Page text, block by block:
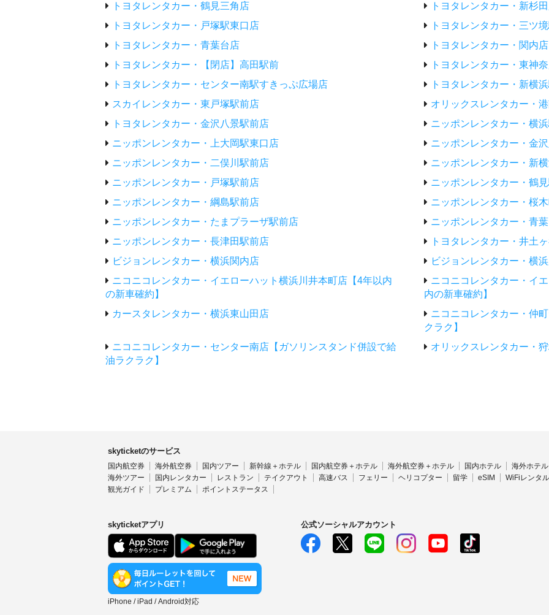
トヨタレンタカー・鶴見三角店
トヨタレンタカー・新杉
トヨタレンタカー・戸塚駅東口店
トヨタレンタカー・三ツ
トヨタレンタカー・青葉台店
トヨタレンタカー・関内店
トヨタレンタカー・【閉店】高田駅前
トヨタレンタカー・東神
トヨタレンタカー・センター南駅すきっぷ広場店
トヨタレンタカー・新横
スカイレンタカー・東戸塚駅前店
オリックスレンタカー・
トヨタレンタカー・金沢八景駅前店
ニッポンレンタカー・横
ニッポンレンタカー・上大岡駅東口店
ニッポンレンタカー・金
ニッポンレンタカー・二俣川駅前店
ニッポンレンタカー・新
ニッポンレンタカー・戸塚駅前店
ニッポンレンタカー・鶴
ニッポンレンタカー・綱島駅前店
ニッポンレンタカー・桜
ニッポンレンタカー・たまプラーザ駅前店
ニッポンレンタカー・青
ニッポンレンタカー・長津田駅前店
トヨタレンタカー・井土
ビジョンレンタカー・横浜関内店
ビジョンレンタカー・横
ニコニコレンタカー・イエローハット横浜川井本町店【4年以内
の新車確約】
ニコニコレンタカー・イ
内の新車確約】
カースタレンタカー・横浜東山田店
ニコニコレンタカー・仲
クラク】
ニコニコレンタカー・センター南店【ガソリンスタンド併設で給
油ラクラク】
オリックスレンタカー・